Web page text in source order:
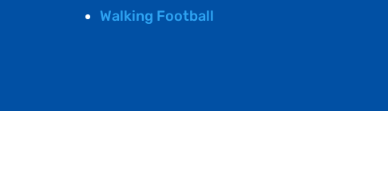
Walking Football